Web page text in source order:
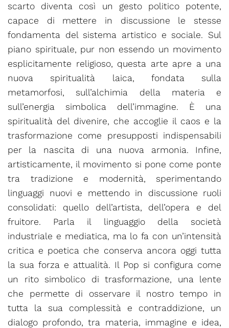
scarto diventa così un gesto politico potente,
capace di mettere in discussione le stesse
fondamenta del sistema artistico e sociale. Sul
piano spirituale, pur non essendo un movimento
esplicitamente religioso, questa arte apre a una
nuova spiritualità laica, fondata sulla
metamorfosi, sull’alchimia della materia e
sull’energia simbolica dell’immagine. È una
spiritualità del divenire, che accoglie il caos e la
trasformazione come presupposti indispensabili
per la nascita di una nuova armonia. Infine,
artisticamente, il movimento si pone come ponte
tra tradizione e modernità, sperimentando
linguaggi nuovi e mettendo in discussione ruoli
consolidati: quello dell’artista, dell’opera e del
fruitore. Parla il linguaggio della società
industriale e mediatica, ma lo fa con un’intensità
critica e poetica che conserva ancora oggi tutta
la sua forza e attualità. Il Pop si configura come
un rito simbolico di trasformazione, una lente
che permette di osservare il nostro tempo in
tutta la sua complessità e contraddizione, un
dialogo profondo, tra materia, immagine e idea,